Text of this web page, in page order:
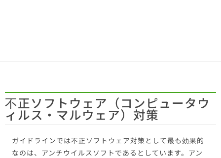
不正ソフトウェア（コンピュータウ
ィルス・マルウェア）対策
ガイドラインでは不正ソフトウェア対策として最も効果的
なのは、アンチウイルスソフトであるとしています。アン